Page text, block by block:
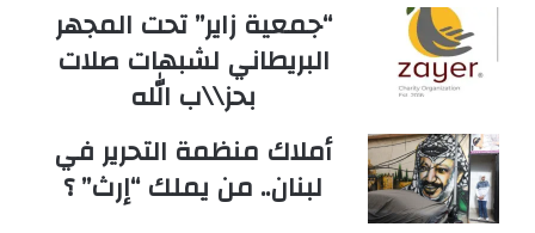
“جمعية زاير” تحت المجهر
البريطاني لشبهات صلات
بحز\\ب الله
أملاك منظمة التحرير في
لبنان.. من يملك “إرث” ؟